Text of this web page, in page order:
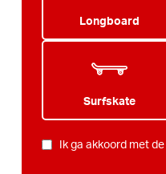
Longboard
Surfskate
PRIVACYIk ga akkoord met de